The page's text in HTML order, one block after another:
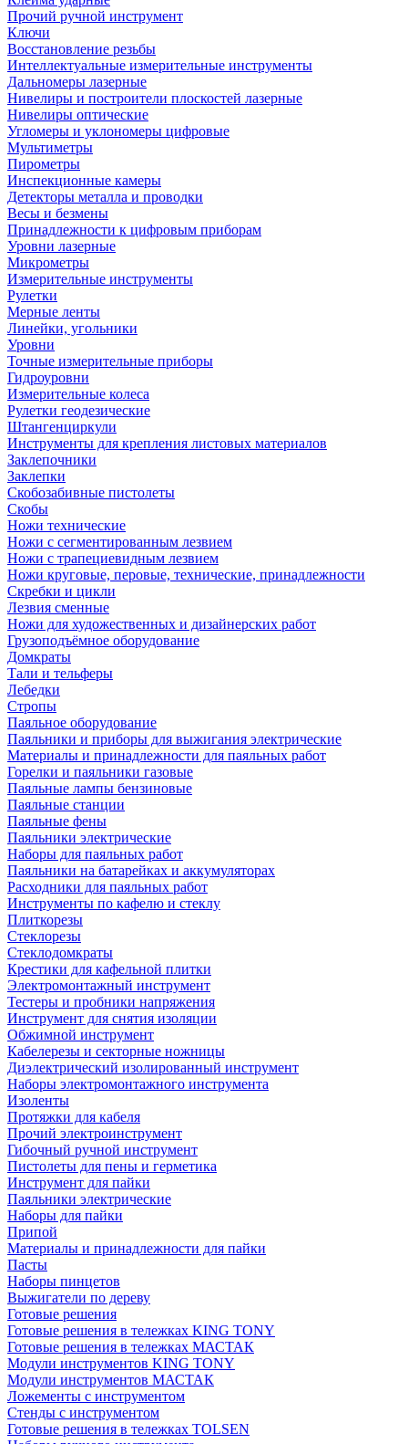
Прочий ручной инструмент
Ключи
Восстановление резьбы
Интеллектуальные измерительные инструменты
Дальномеры лазерные
Нивелиры и построители плоскостей лазерные
Нивелиры оптические
Угломеры и уклономеры цифровые
Мультиметры
Пирометры
Инспекционные камеры
Детекторы металла и проводки
Весы и безмены
Принадлежности к цифровым приборам
Уровни лазерные
Микрометры
Измерительные инструменты
Рулетки
Мерные ленты
Линейки, угольники
Уровни
Точные измерительные приборы
Гидроуровни
Измерительные колеса
Рулетки геодезические
Штангенциркули
Инструменты для крепления листовых материалов
Заклепочники
Заклепки
Скобозабивные пистолеты
Скобы
Ножи технические
Ножи с сегментированным лезвием
Ножи с трапециевидным лезвием
Ножи круговые, перовые, технические, принадлежности
Скребки и цикли
Лезвия сменные
Ножи для художественных и дизайнерских работ
Грузоподъёмное оборудование
Домкраты
Тали и тельферы
Лебедки
Стропы
Паяльное оборудование
Паяльники и приборы для выжигания электрические
Материалы и принадлежности для паяльных работ
Горелки и паяльники газовые
Паяльные лампы бензиновые
Паяльные станции
Паяльные фены
Паяльники электрические
Наборы для паяльных работ
Паяльники на батарейках и аккумуляторах
Расходники для паяльных работ
Инструменты по кафелю и стеклу
Плиткорезы
Стеклорезы
Стеклодомкраты
Крестики для кафельной плитки
Электромонтажный инструмент
Тестеры и пробники напряжения
Инструмент для снятия изоляции
Обжимной инструмент
Кабелерезы и секторные ножницы
Диэлектрический изолированный инструмент
Наборы электромонтажного инструмента
Изоленты
Протяжки для кабеля
Прочий электроинструмент
Гибочный ручной инструмент
Пистолеты для пены и герметика
Инструмент для пайки
Паяльники электрические
Наборы для пайки
Припой
Материалы и принадлежности для пайки
Пасты
Наборы пинцетов
Выжигатели по дереву
Готовые решения
Готовые решения в тележках KING TONY
Готовые решения в тележках МАСТАК
Модули инструментов KING TONY
Модули инструментов МАСТАК
Ложементы с инструментом
Стенды с инструментом
Готовые решения в тележках TOLSEN